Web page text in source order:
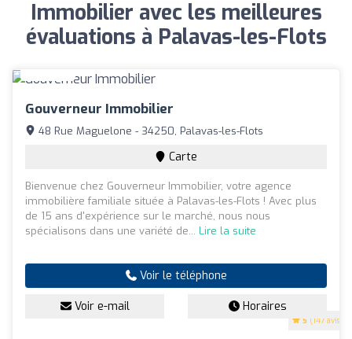
Immobilier avec les meilleures
évaluations à Palavas-les-Flots
Gouverneur Immobilier
5 (147 avis)
48 Rue Maguelone - 34250, Palavas-les-Flots
Carte
Bienvenue chez Gouverneur Immobilier, votre agence
immobilière familiale située à Palavas-les-Flots ! Avec plus
de 15 ans d'expérience sur le marché, nous nous
spécialisons dans une variété de... Lire la suite
Voir le téléphone
Voir e-mail Horaires